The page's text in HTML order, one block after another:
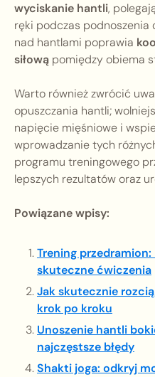
wyciskanie hantli,
ręki podczas podnoszenia
nad hantlami poprawia
siłową pomiędzy obiema
Warto również zwrócić
opuszczania hantli;
napięcie mięśniowe i
wprowadzanie tych
programu treningowego
lepszych rezultatów oraz
Powiązane wpisy:
Trening
skuteczne ćwiczenia
Jak skutecznie
krok po kroku
Unoszenie hantli
najczęstsze błędy
Shakti joga: odkryj